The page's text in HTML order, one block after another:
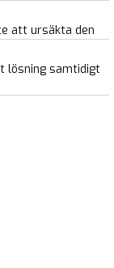
att ursäkta den
lösning samtidigt